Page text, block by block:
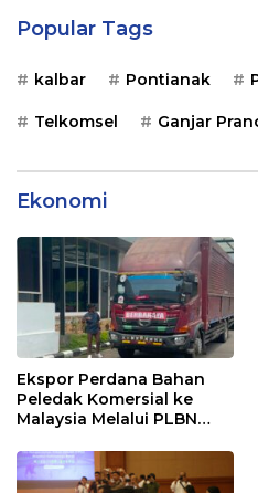
Popular Tags
kalbar Pontianak
Telkomsel Ganjar
Ekonomi
Ekspor Perdana Bahan
Peledak Komersial ke
Malaysia Melalui PLBN